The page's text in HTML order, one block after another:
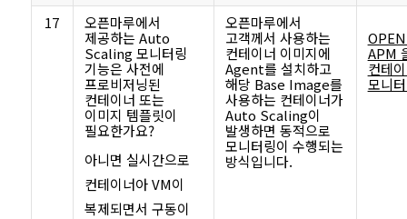
17
오픈마루에서
제공하는 Auto
Scaling 모니터링
기능은 사전에
프로비저닝된
컨테이너 또는
이미지 템플릿이
필요한가요?
아니면 실시간으로
컨테이너아 VM이
복제되면서 구동이
오픈마루에서
고객께서 사용하는
컨테이너 이미지에
Agent를 설치하고
해당 Base Image를
사용하는 컨테이너가
Auto Scaling이
발생하면 동적으로
모니터링이 수행되는
방식입니다.
APM
컨테
모니